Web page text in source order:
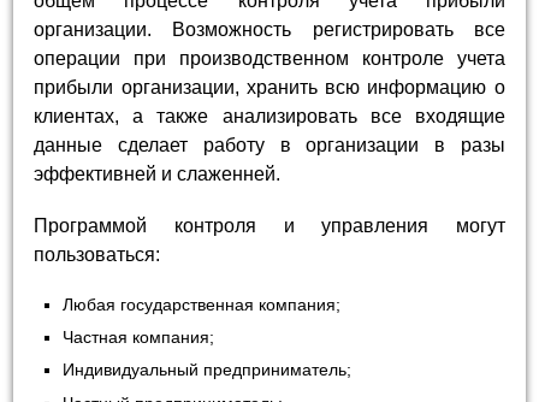
организации. Возможность регистрировать все
операции при производственном контроле учета
прибыли организации, хранить всю информацию о
клиентах, а также анализировать все входящие
данные сделает работу в организации в разы
эффективней и слаженней.
Программой контроля и управления могут
пользоваться:
Любая государственная компания;
Частная компания;
Индивидуальный предприниматель;